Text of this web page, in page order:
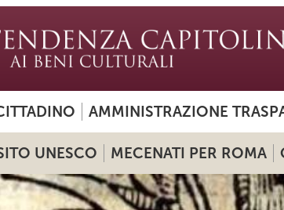
AMMINISTRAZIONE
UNESCO MECENATI PER ROMA